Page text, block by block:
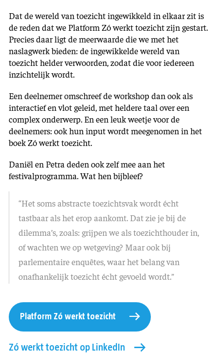
Dat de wereld van toezicht ingewikkeld in elkaar zit is
de reden dat we Platform Zó werkt toezicht zijn gestart.
Precies daar ligt de meerwaarde die we met het
naslagwerk bieden: de ingewikkelde wereld van
toezicht helder verwoorden, zodat die voor iedereen
inzichtelijk wordt.
Een deelnemer omschreef de workshop dan ook als
interactief en vlot geleid, met heldere taal over een
complex onderwerp. En een leuk weetje voor de
deelnemers: ook hun input wordt meegenomen in het
boek Zó werkt toezicht.
Daniël en Petra deden ook zelf mee aan het
festivalprogramma. Wat hen bijbleef?
“Het soms abstracte toezichtsvak wordt écht
tastbaar als het erop aankomt. Dat zie je bij de
dilemma’s, zoals: grijpen we als toezichthouder in,
of wachten we op wetgeving? Maar ook bij
parlementaire enquêtes, waar het belang van
onafhankelijk toezicht écht gevoeld wordt.”
Platform Zó werkt toezicht
Zó werkt toezicht op LinkedIn